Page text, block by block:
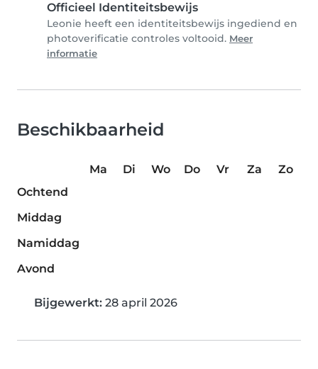
Officieel Identiteitsbewijs
Leonie heeft een identiteitsbewijs ingediend en
photoverificatie controles voltooid. Meer
informatie
Beschikbaarheid
Ma Di Wo Do Vr Za
Zo
Ochtend
Middag
Namiddag
Avond
Bijgewerkt: 28 april 2026